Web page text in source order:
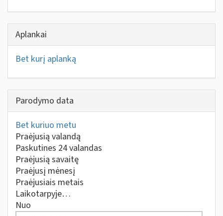
Aplankai
Bet kurį aplanką
Parodymo data
Bet kuriuo metu
Praėjusią valandą
Paskutines 24 valandas
Praėjusią savaitę
Praėjusį mėnesį
Praėjusiais metais
Laikotarpyje…
Nuo